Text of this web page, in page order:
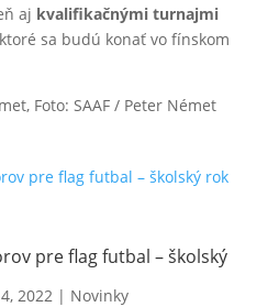
aj kvalifikačnými turnajmi
sa budú konať vo fínskom
Foto: SAAF / Peter Német
pre flag futbal – školský
2022 | Novinky